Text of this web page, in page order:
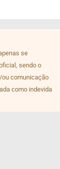
se
sendo o
ou comunicação
como indevida